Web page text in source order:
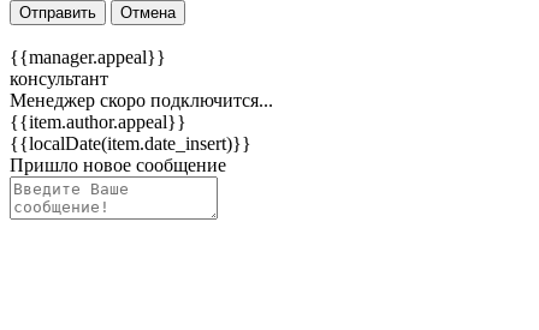
Отправить Отмена
{{manager.appeal}}
консультант
Менеджер скоро подключится...
{{item.author.appeal}}
{{localDate(item.date_insert)}}
Пришло новое сообщение